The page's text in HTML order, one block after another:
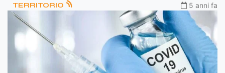
TERRITORIO 5 anni fa